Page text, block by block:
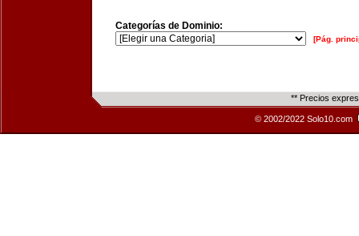
Categorías de Dominio:
[Pág.
** Precios
© 2002/2022 Solo10.com